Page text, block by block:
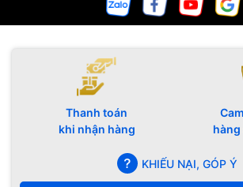
Thanh toán
khi nhận hàng
KHIẾU NẠI, GÓP Ý